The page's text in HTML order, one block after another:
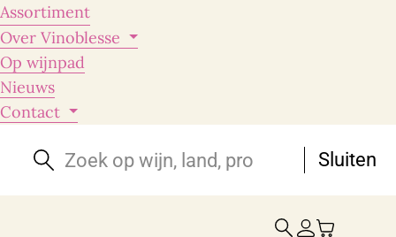
Assortiment
Over Vinoblesse
Op wijnpad
Nieuws
Contact
Sluiten